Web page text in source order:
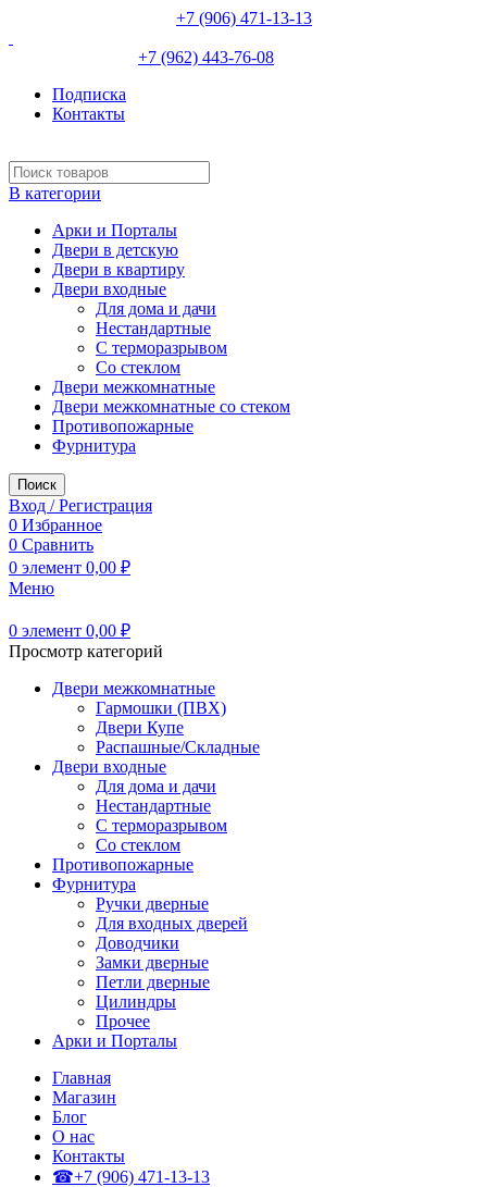
+7 (906) 471-13-13
+7 (962) 443-76-08
Подписка
Контакты
В категории
Арки и Порталы
Двери в детскую
Двери в квартиру
Двери входные
Для дома и дачи
Нестандартные
С терморазрывом
Со стеклом
Двери межкомнатные
Двери межкомнатные со стеком
Противопожарные
Фурнитура
Поиск
Вход / Регистрация
0 Избранное
0 Сравнить
0 элемент 0,00 ₽
Меню
0 элемент 0,00 ₽
Просмотр категорий
Двери межкомнатные
Гармошки (ПВХ)
Двери Купе
Распашные/Складные
Двери входные
Для дома и дачи
Нестандартные
С терморазрывом
Со стеклом
Противопожарные
Фурнитура
Ручки дверные
Для входных дверей
Доводчики
Замки дверные
Петли дверные
Цилиндры
Прочее
Арки и Порталы
Главная
Магазин
Блог
О нас
Контакты
☎+7 (906) 471-13-13